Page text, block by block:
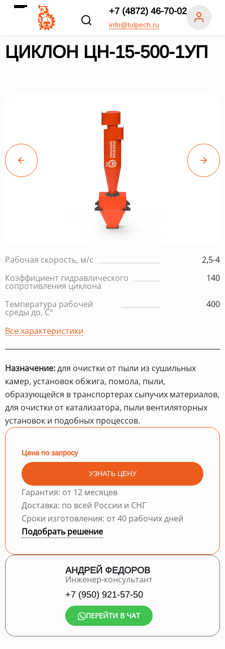
+7 (4872) 46-70-02
info@tulpech.ru
ЦИКЛОН ЦН-15-500-1УП
Рабочая скорость, м/с
2,5-4
Коэффициент гидравлического
сопротивления циклона
140
Температура рабочей
среды до, С°
400
Все характеристики
Назначение:для очистки от пыли из сушильных
камер, установок обжига, помола, пыли,
образующейся в транспортерах сыпучих материалов,
для очистки от катализатора, пыли вентиляторных
установок и подобных процессов.
Цена по запросу
УЗНАТЬ ЦЕНУ
Гарантия: от 12 месяцев
Доставка: по всей России и СНГ
Сроки изготовления: от 40 рабочих дней
Подобрать решение
АНДРЕЙ ФЕДОРОВ
Инженер-консультант
+7 (950) 921-57-50
ПЕРЕЙТИ В ЧАТ